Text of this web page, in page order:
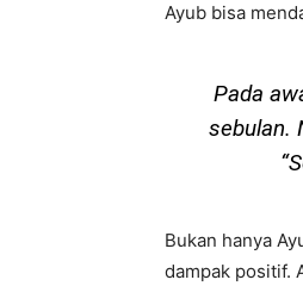
Ayub bisa
Pada
sebulan.
Bukan hanya
dampak positif.